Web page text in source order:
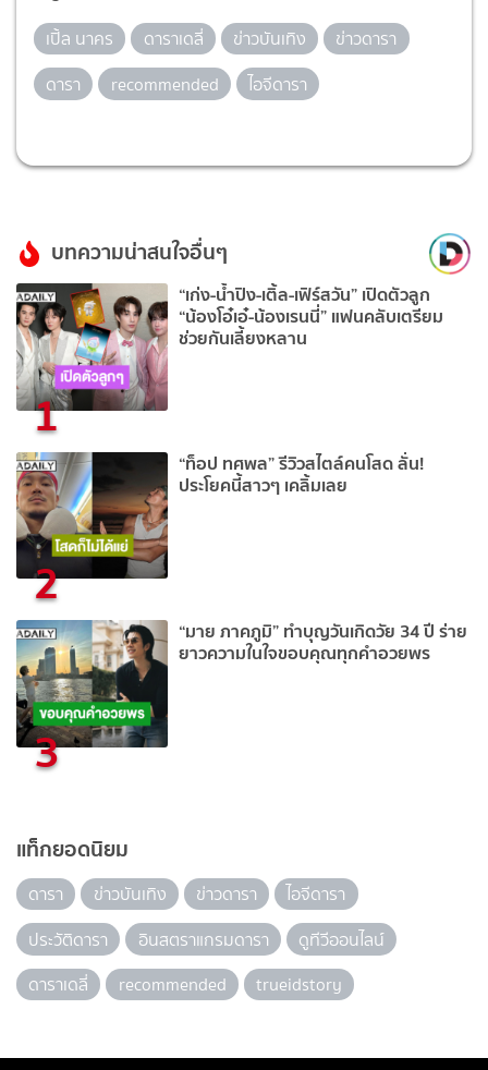
เปิ้ล นาคร ดาราเดลี่ ข่าวบันเทิง
ข่าวดารา
ดารา
recommended ไอจีดารา
บทความน่าสนใจอื่นๆ
1
“เก่ง-น้ำปิง-เติ้ล-เฟิร์สวัน” เปิดตัวลูก
“น้องโอ๋เอ๋-น้องเรนนี่” แฟนคลับเตรียม
ช่วยกันเลี้ยงหลาน
2
“ท็อป ทศพล” รีวิวสไตล์คนโสด ลั่น!
ประโยคนี้สาวๆ เคลิ้มเลย
3
“มาย ภาคภูมิ” ทำบุญวันเกิดวัย 34 ปี ร่าย
ยาวความในใจขอบคุณทุกคำอวยพร
แท็กยอดนิยม
ดารา ข่าวบันเทิง ข่าวดารา
ไอจีดารา
ประวัติดารา
อินสตราแกรมดารา
ดูทีวีออนไลน์
ดาราเดลี่
recommended trueidstory